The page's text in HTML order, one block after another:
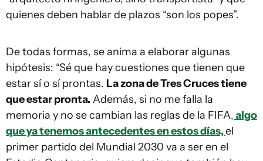
quienes deben hablar de plazos “son los popes”.
De todas formas, se anima a elaborar algunas
hipótesis: “Sé que hay cuestiones que tienen que
estar sí o sí prontas. La zona de Tres Cruces tiene
que estar pronta. Además, si no me falla la
memoria y no se cambian las reglas de la FIFA,algo
que ya tenemos antecedentes en estos días,el
primer partido del Mundial 2030 va a ser en el